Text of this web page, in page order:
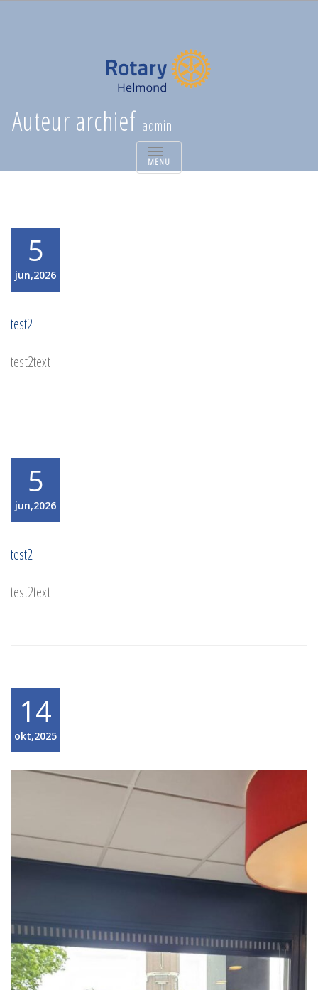
TOGGLE
NAVIGATION
Auteur archief admin
5
jun,2026
test2
test2text
5
jun,2026
test2
test2text
14
okt,2025